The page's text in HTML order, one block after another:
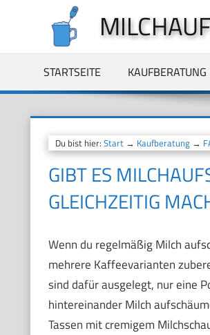
springen
STARTSEITE KAUFBERATUNG
Du bist hier: Start→ Kaufberatung→
GIBT ES
GLEICHZEITIG
Wenn du regelmäßig Milch
mehrere Kaffeevarianten
sind dafür ausgelegt, nur eine
hintereinander Milch
Tassen mit cremigem